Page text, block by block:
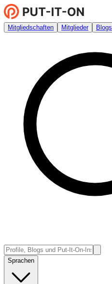
Mitgliedschaften Mitglieder Blogs
Sprachen